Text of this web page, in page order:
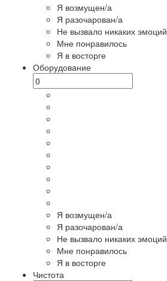
Я возмущен/а
Я разочарован/а
Не вызвало никаких эмоций
Мне понравилось
Я в восторге
Оборудование
Я возмущен/а
Я разочарован/а
Не вызвало никаких эмоций
Мне понравилось
Я в восторге
Чистота